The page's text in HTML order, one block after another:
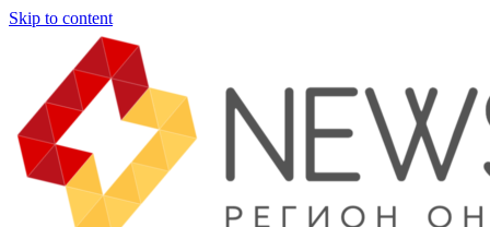
Skip to content